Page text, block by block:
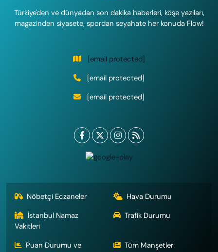
Türkiye'den ve dünyadan son dakika haberleri, köşe yazıları,
magazinden siyasete, spordan seyahate her konuda Flow!
[email protected]
[email protected]
[email protected]
Nöbetçi Eczaneler
Hava Durumu
İstanbul Namaz
Vakitleri
Trafik Durumu
Puan Durumu ve
Tüm Manşetler